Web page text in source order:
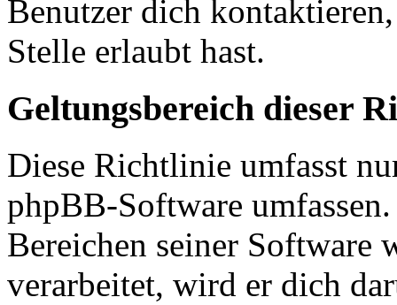
Benutzer dich
Stelle erlaubt hast.
Geltungsbereich dieser
Diese Richtlinie umfasst
phpBB-Software
Bereichen seiner Software
verarbeitet, wird er dich